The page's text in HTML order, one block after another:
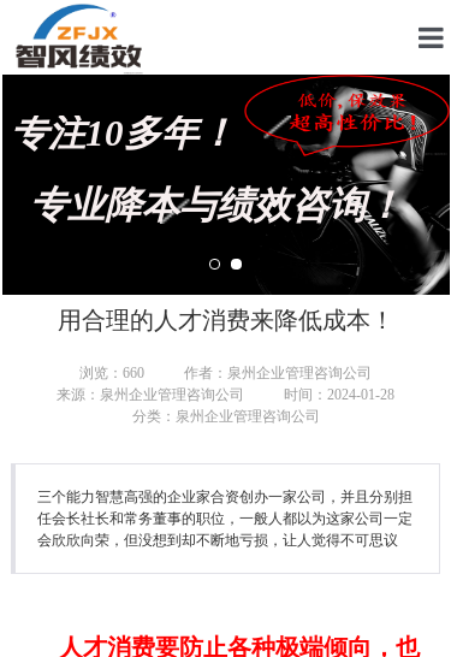
专注10多年！
专业降本与绩效咨询！
首页
关于我
管理咨
KPI绩
薪酬设
文化绩
用合理的人才消费来降低成本！
浏览： 660
作者：泉州企业管理咨询公司
来源：泉州企业管理咨询公司
时间：2024-01-28
分类：泉州企业管理咨询公司
三个能力智慧高强的企业家合资创办一家公司，并且分别担
任会长社长和常务董事的职位，一般人都以为这家公司一定
会欣欣向荣，但没想到却不断地亏损，让人觉得不可思议
人才消费要防止各种极端倾向，也